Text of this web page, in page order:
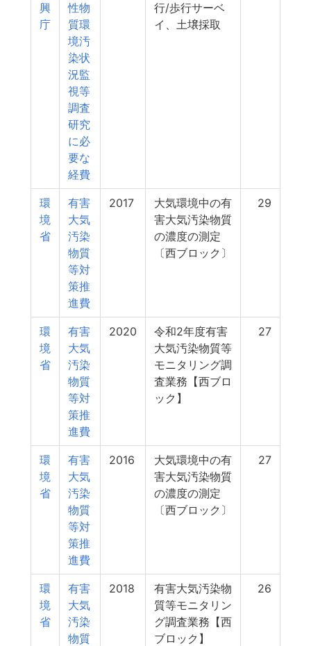
興
庁
性物
質環
境汚
染状
況監
視等
調査
研究
に必
要な
経費
行/歩行サーベ
イ、土壌採取
環
境
省
有害
大気
汚染
物質
等対
策推
進費
2017
大気環境中の有
害大気汚染物質
の濃度の測定
〔西ブロック〕
29
環
境
省
有害
大気
汚染
物質
等対
策推
進費
2020
令和2年度有害
大気汚染物質等
モニタリング調
査業務【西ブロ
ック】
27
環
境
省
有害
大気
汚染
物質
等対
策推
進費
2016
大気環境中の有
害大気汚染物質
の濃度の測定
〔西ブロック〕
27
環
境
省
有害
大気
汚染
物質
2018
有害大気汚染物
質等モニタリン
グ調査業務【西
ブロック】
26